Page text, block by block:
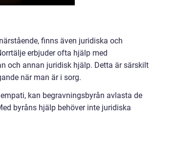
finns även juridiska och
erbjuder ofta hjälp med
och annan juridisk hjälp. Detta är särskilt
när man är i sorg.
kan begravningsbyrån avlasta de
byråns hjälp behöver inte juridiska